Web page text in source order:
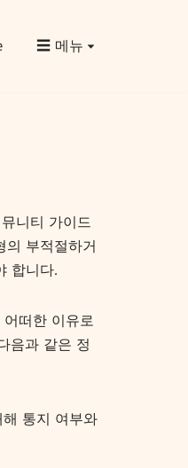
☰ 메뉴
니티 가이드
의 부적절하거
합니다.
어떠한 이유로
음과 같은 정
통지 여부와